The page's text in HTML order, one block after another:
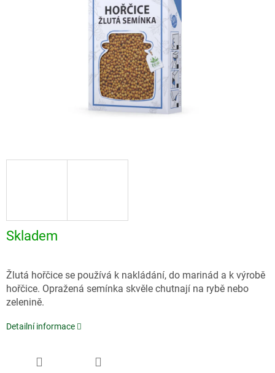
Skladem
Žlutá hořčice se používá k nakládání, do marinád a k výrobě
hořčice. Opražená semínka skvěle chutnají na rybě nebo
zelenině.
Detailní informace